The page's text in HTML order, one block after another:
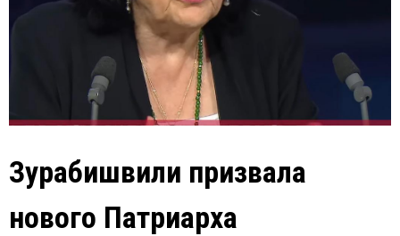
Зурабишвили призвала
нового Патриарха